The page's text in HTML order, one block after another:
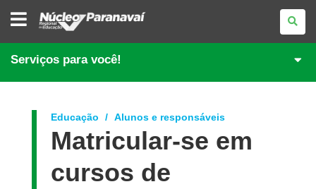
NÚCLEO
REGIONAL
EDUCAÇÃO
DE
PARANAVAÍ
Serviços para você!
Educação Alunos e responsáveis
Matricular-se em
cursos de